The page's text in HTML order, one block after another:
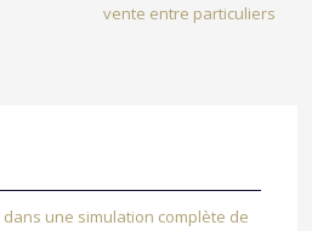
vente entre particuliers
dans une simulation complète de